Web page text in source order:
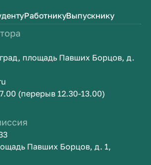
РаботникуВыпускнику
площадь Павших Борцов, д.
(перерыв 12.30-13.00)
Павших Борцов, д. 1,